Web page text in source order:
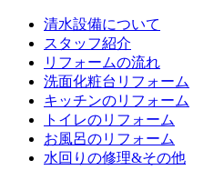
清水設備について
スタッフ紹介
リフォームの流れ
洗面化粧台リフォーム
キッチンのリフォーム
トイレのリフォーム
お風呂のリフォーム
水回りの修理&その他